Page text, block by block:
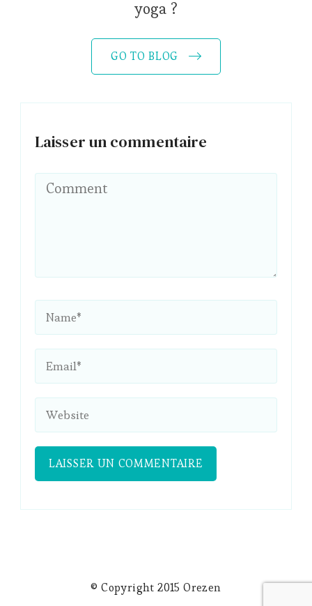
yoga ?
GO TO BLOG
Laisser un commentaire
© Copyright 2015 Orezen